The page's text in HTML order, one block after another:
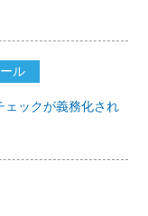
ル
ェックが義務化され